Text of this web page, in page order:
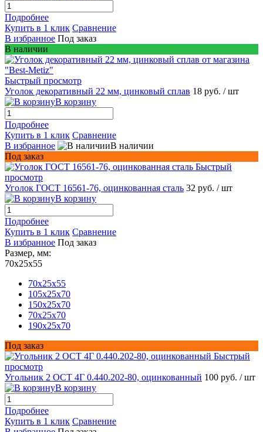
Подробнее
Купить в 1 клик Сравнение
В избранное Под заказ
В наличии
Быстрый просмотр
Уголок декоративный 22 мм, цинковый сплав 18 руб. / шт
В корзину
Подробнее
Купить в 1 клик Сравнение
В избранное
В наличии
Под заказ
Быстрый
просмотр
Уголок ГОСТ 16561-76, оцинкованная сталь 32 руб. / шт
В корзину
Подробнее
Купить в 1 клик Сравнение
В избранное Под заказ
Размер, мм:
70x25x55
70x25x55
105x25x70
150x25x70
70x25x70
190x25x70
Под заказ
Быстрый
просмотр
Угольник 2 ОСТ 4Г 0.440.202-80, оцинкованный 100 руб. / шт
В корзину
Подробнее
Купить в 1 клик Сравнение